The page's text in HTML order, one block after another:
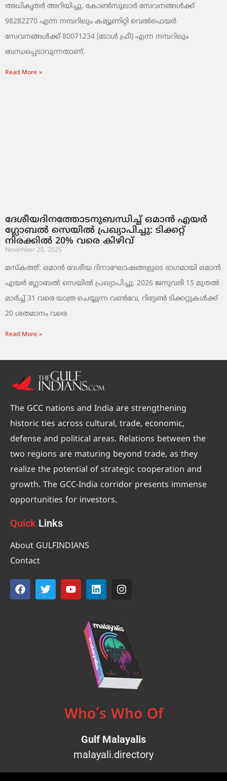
അധികൃതർ അറിയിച്ചു. കോൺസുലാർ സേവനങ്ങൾക്ക്
98282270 എന്ന നമ്പറിലും കമ്യൂണിറ്റി വെൽഫെയർ
സേവനങ്ങൾക്ക് 80071234 (ടോൾ ഫ്രീ) എന്ന നമ്പറിലും
ബന്ധപ്പെടാവുന്നതാണ്.
Read More »
ദേശീയദിനത്തോടനുബന്ധിച്ച് ഒമാൻ എയർ
ഗ്ലോബൽ സെയിൽ പ്രഖ്യാപിച്ചു: ടിക്കറ്റ്
നിരക്കിൽ 20% വരെ കിഴിവ്
November 20, 2025
മസ്‌കത്ത്: ഒമാൻ ദേശീയ ദിനാഘോഷങ്ങളുടെ ഭാഗമായി ഒമാൻ
എയർ ഗ്ലോബൽ സെയിൽ പ്രഖ്യാപിച്ചു. 2026 ജനുവരി 15 മുതൽ
മാർച്ച് 31 വരെ യാത്ര ചെയ്യുന്ന വൺവേ, റിട്ടേൺ ടിക്കറ്റുകൾക്ക്
20 ശതമാനം വരെ
Read More »
The GCC nations and India are strengthening
historic ties across cultural, trade, economic,
defense and political areas. Relations between the
two regions are maturing beyond trade, as they
realize the potential of strategic cooperation and
growth. The GCC-India corridor presents immense
opportunities for investors.
Quick Links
About GULFINDIANS
Contact
Who’s Who Of
Gulf Malayalis
malayali.directory